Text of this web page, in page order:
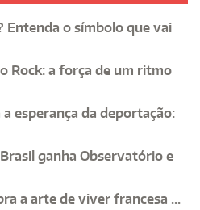
Entenda o símbolo que vai
Rock: a força de um ritmo
esperança da deportação:
ganha Observatório e
a arte de viver francesa ...